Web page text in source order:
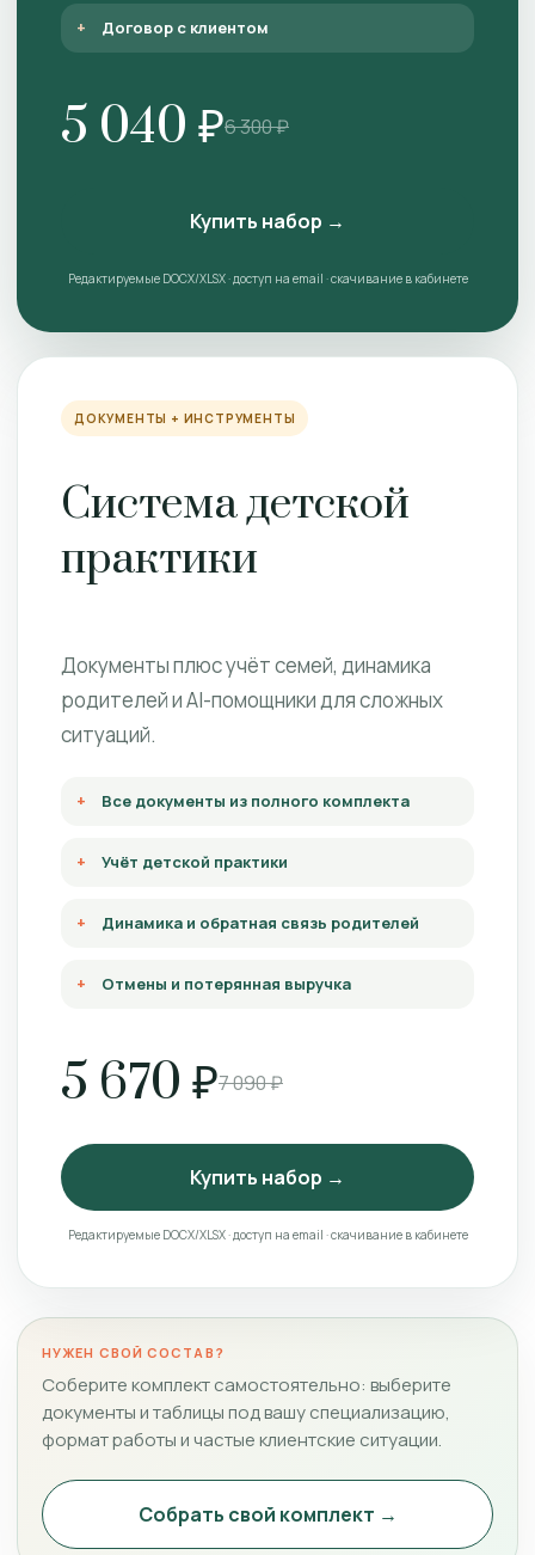
Договор с клиентом
5 040 ₽6 300 ₽
Купить набор →
Редактируемые DOCX/XLSX · доступ на email · скачивание в кабинете
ДОКУМЕНТЫ + ИНСТРУМЕНТЫ
Система детской
практики
Документы плюс учёт семей, динамика
родителей и AI-помощники для сложных
ситуаций.
Все документы из полного комплекта
Учёт детской практики
Динамика и обратная связь родителей
Отмены и потерянная выручка
5 670 ₽7 090 ₽
Купить набор →
Редактируемые DOCX/XLSX · доступ на email · скачивание в кабинете
НУЖЕН СВОЙ СОСТАВ?
Соберите комплект самостоятельно: выберите
документы и таблицы под вашу специализацию,
формат работы и частые клиентские ситуации.
Собрать свой комплект →